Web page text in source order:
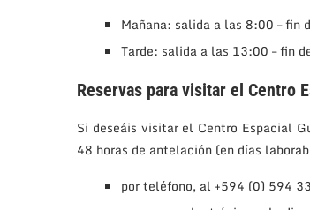
Mañana: salida a las 8:00 –
Tarde: salida a las 13:00 – fin
Reservas para visitar el Centro
Si deseáis visitar el Centro Espacial
48 horas de antelación (en días
por teléfono, al +594 (0) 594